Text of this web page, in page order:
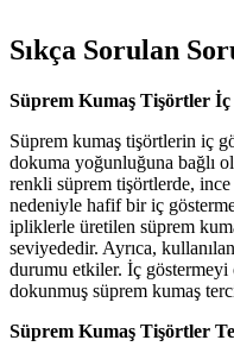
Sıkça Sorulan
Süprem Kumaş Tişörtler
Süprem kumaş tişörtlerin iç
dokuma yoğunluğuna bağlı
renkli süprem tişörtlerde,
nedeniyle hafif bir iç
ipliklerle üretilen süprem
seviyededir. Ayrıca,
durumu etkiler. İç göstermeyi
dokunmuş süprem kumaş
Süprem Kumaş Tişörtler